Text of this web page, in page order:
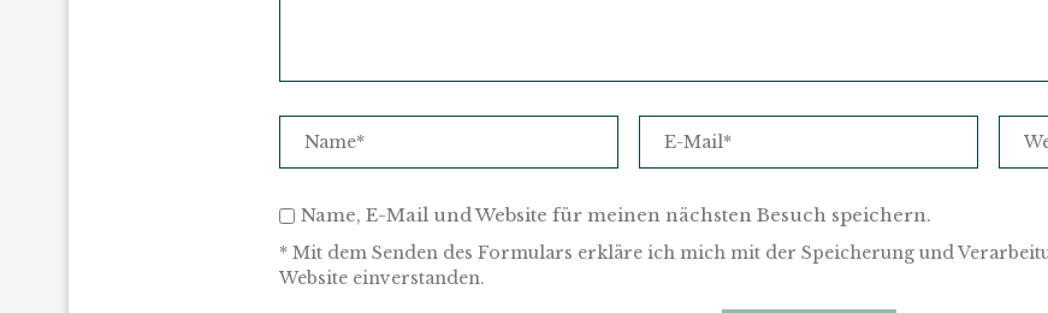
Name, E-Mail und Website für meinen nächsten Besuch speichern.
* Mit dem Senden des Formulars erkläre ich mich mit der Speicherung und
Website einverstanden.